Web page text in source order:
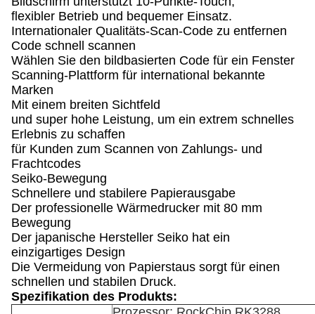
flexibler Betrieb und bequemer Einsatz.
Internationaler Qualitäts-Scan-Code zu entfernen
Code schnell scannen
Wählen Sie den bildbasierten Code für ein Fenster
Scanning-Plattform für international bekannte
Marken
Mit einem breiten Sichtfeld
und super hohe Leistung, um ein extrem schnelles
Erlebnis zu schaffen
für Kunden zum Scannen von Zahlungs- und
Frachtcodes
Seiko-Bewegung
Schnellere und stabilere Papierausgabe
Der professionelle Wärmedrucker mit 80 mm
Bewegung
Der japanische Hersteller Seiko hat ein
einzigartiges Design
Die Vermeidung von Papierstaus sorgt für einen
schnellen und stabilen Druck.
Spezifikation des Produkts: